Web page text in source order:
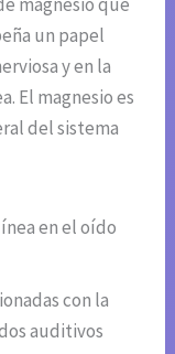
un papel
y en la
El magnesio es
del sistema
en el oído
con la
auditivos